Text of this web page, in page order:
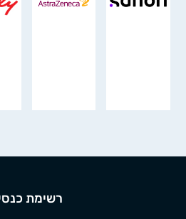
רשימת